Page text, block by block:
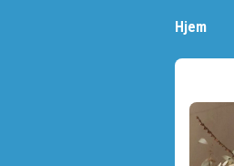
Hjem